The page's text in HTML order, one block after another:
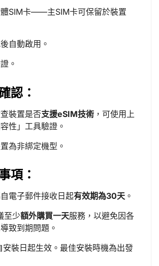
SIM卡——主SIM卡可保留於裝置
自動啟用。
。
認：
裝置是否支援eSIM技術 ，可使用上
性」工具驗證。
為非綁定機型。
項：
電子郵件接收日起有效期為30天 。
至少額外購買一天服務，以避免因各
致到期問題。
安裝日起生效。最佳安裝時機為出發